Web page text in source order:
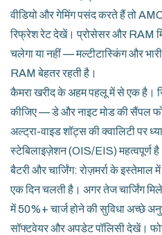
वीडियो और गेमिंग पसंद करते हैं तो
रिफ्रेश रेट देखें। प्रोसेसर और RAM
चलेगा या नहीं — मल्टीटास्किंग और
RAM बेहतर रहती है।
कैमरा खरीद के अहम पहलू में से एक है।
कीजिए — डे और नाइट मोड की सैंपल
अल्ट्रा-वाइड शॉट्स की क्वालिटी पर
स्टेबिलाइज़ेशन (OIS/EIS) महत्वपूर्ण
बैटरी और चार्जिंग: रोज़मर्रा के
एक दिन चलती है। अगर तेज चार्जिंग
में 50%+ चार्ज होने की सुविधा अच्छे
सॉफ्टवेयर और अपडेट पॉलिसी देखें।